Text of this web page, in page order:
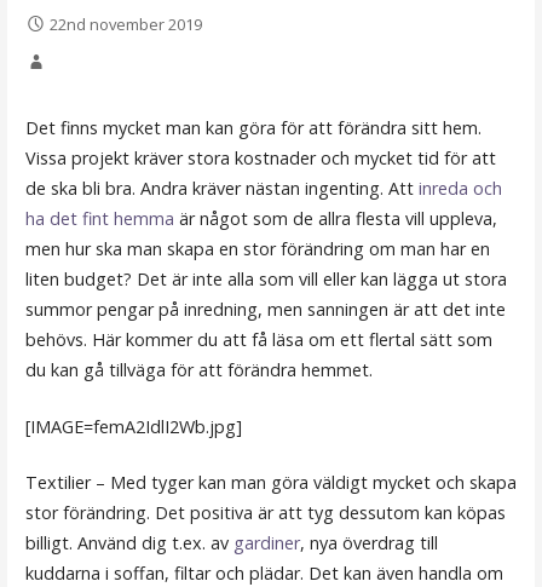
22nd november 2019
Det finns mycket man kan göra för att förändra sitt hem.
Vissa projekt kräver stora kostnader och mycket tid för att
de ska bli bra. Andra kräver nästan ingenting. Att inreda och
ha det fint hemma är något som de allra flesta vill uppleva,
men hur ska man skapa en stor förändring om man har en
liten budget? Det är inte alla som vill eller kan lägga ut stora
summor pengar på inredning, men sanningen är att det inte
behövs. Här kommer du att få läsa om ett flertal sätt som
du kan gå tillväga för att förändra hemmet.
[IMAGE=femA2IdlI2Wb.jpg]
Textilier – Med tyger kan man göra väldigt mycket och skapa
stor förändring. Det positiva är att tyg dessutom kan köpas
billigt. Använd dig t.ex. av gardiner, nya överdrag till
kuddarna i soffan, filtar och plädar. Det kan även handla om